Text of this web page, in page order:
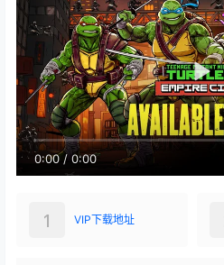
0:00/0:00
VIP下载地址
1